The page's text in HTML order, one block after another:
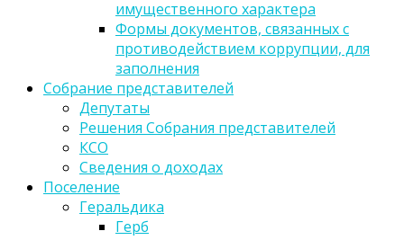
имущественного характера
Формы документов, связанных с
противодействием коррупции, для
заполнения
Собрание представителей
Депутаты
Решения Собрания представителей
КСО
Сведения о доходах
Поселение
Геральдика
Герб